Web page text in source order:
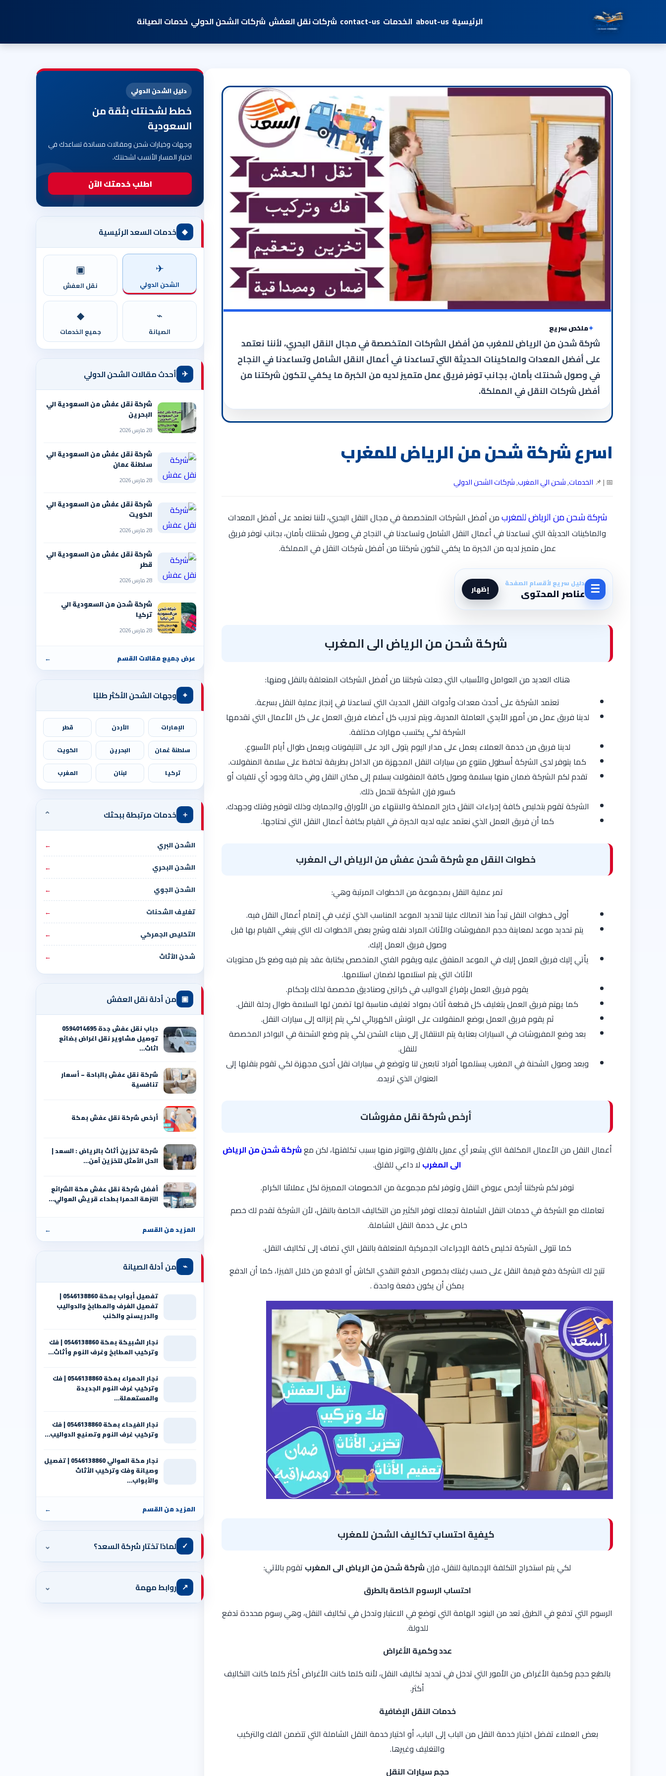
الرئيسية about-us الخدمات contact-us شركات نقل العفش شركات الشحن الدولي خدمات الصيانة
ملخص سريع
شركة شحن من الرياض للمغرب من أفضل الشركات المتخصصة في مجال النقل البحري، لأننا نعتمد
على أفضل المعدات والماكينات الحديثة التي تساعدنا في أعمال النقل الشامل وتساعدنا في النجاح
في وصول شحنتك بأمان، بجانب توفر فريق عمل متميز لديه من الخبرة ما يكفي لتكون شركتنا من
أفضل شركات النقل في المملكة.
اسرع شركة شحن من الرياض للمغرب
📅 | 📌 الخدمات,شحن الي المغرب,شركات الشحن الدولي
شركة شحن من الرياض للمغربمن أفضل الشركات المتخصصة في مجال النقل البحري، لأننا نعتمد على أفضل المعدات
والماكينات الحديثة التي تساعدنا في أعمال النقل الشامل وتساعدنا في النجاح في وصول شحنتك بأمان، بجانب توفر فريق
عمل متميز لديه من الخبرة ما يكفي لتكون شركتنا من أفضل شركات النقل في المملكة.
☰ دليل سريع لأقسام الصفحة
عناصر المحتوى إظهار
شركة شحن من الرياض الى المغرب
هناك العديد من العوامل والأسباب التي جعلت شركتنا من أفضل الشركات المتعلقة بالنقل ومنها:
تعتمد الشركة على أحدث معدات وأدوات النقل الحديث التي تساعدنا في إنجاز عملية النقل بسرعة.
لدينا فريق عمل من أمهر الأيدي العاملة المدربة، ويتم تدريب كل أعضاء فريق العمل على كل الأعمال التي تقدمها
الشركة لكي يكتسب مهارات مختلفة.
لدينا فريق من خدمة العملاء يعمل على مدار اليوم يتولى الرد على التليفونات ويعمل طوال أيام الأسبوع.
كما يتوفر لدى الشركة أسطول متنوع من سيارات النقل المجهزة من الداخل بطريقة تحافظ على سلامة المنقولات.
تقدم لكم الشركة ضمان منها بسلامة وصول كافة المنقولات بسلام إلى مكان النقل وفي حالة وجود أي تلفيات أو
كسور فإن الشركة تتحمل ذلك.
الشركة تقوم بتخليص كافة إجراءات النقل خارج المملكة والانتهاء من الأوراق والجمارك وذلك لتوفير وقتك وجهدك.
كما أن فريق العمل الذي نعتمد عليه لديه الخبرة في القيام بكافة أعمال النقل التي تحتاجها.
خطوات النقل معشركة شحن عفش من الرياض الى المغرب
تمر عملية النقل بمجموعة من الخطوات المرتبة وهي:
أولى خطوات النقل تبدأ منذ اتصالك علينا لتحديد الموعد المناسب الذي ترغب في إتمام أعمال النقل فيه.
يتم تحديد موعد لمعاينة حجم المفروشات والأثاث المراد نقله وشرح بعض الخطوات لك التي ينبغي القيام بها قبل
وصول فريق العمل إليك.
يأتي إليك فريق العمل إليك في الموعد المتفق عليه ويقوم الفني المتخصص بكتابة عقد يتم فيه وضع كل محتويات
الأثاث التي يتم استلامها لضمان استلامها.
يقوم فريق العمل بإفراغ الدواليب في كراتين وصناديق مخصصة لذلك بإحكام.
كما يهتم فريق العمل بتغليف كل قطعة أثاث بمواد تغليف مناسبة لها تضمن لها السلامة طوال رحلة النقل.
ثم يقوم فريق العمل بوضع المنقولات على الونش الكهربائي لكي يتم إنزاله إلى سيارات النقل.
بعد وضع المفروشات في السيارات بعناية يتم الانتقال إلى ميناء الشحن لكي يتم وضع الشحنة في البواخر المخصصة
للنقل.
وبعد وصول الشحنة في المغرب يستلمها أفراد تابعين لنا وتوضع في سيارات نقل أخرى مجهزة لكي تقوم بنقلها إلى
العنوان الذي تريده.
أرخص شركة نقل مفروشات
أعمال النقل من الأعمال المكلفة التي يشعر أي عميل بالقلق والتوتر منها بسبب تكلفتها، لكن معشركة شحن من الرياض
الى المغرب لا داعي للقلق.
توفر لكم شركتنا أرخص عروض النقل وتوفر لكم مجموعة من الخصومات المميزة لكل عملائنا الكرام.
تعاملك مع الشركة في خدمات النقل الشاملة تجعلك توفر الكثير من التكاليف الخاصة بالنقل، لأن الشركة تقدم لك خصم
خاص على خدمة النقل الشاملة.
كما تتولى الشركة تخليص كافة الإجراءات الجمركية المتعلقة بالنقل التي تضاف إلى تكاليف النقل.
تتيح لك الشركة دفع قيمة النقل على حسب رغبتك بخصوص الدفع النقدي الكاش أو الدفع من خلال الفيزا، كما أن الدفع
يمكن أن يكون دفعة واحدة .
كيفية احتساب تكاليف الشحن للمغرب
لكي يتم استخراج التكلفة الإجمالية للنقل، فإنشركة شحن من الرياض الى المغرب تقوم بالآتي:
احتساب الرسوم الخاصة بالطرق
الرسوم التي تدفع في الطرق تعد من البنود الهامة التي توضع في الاعتبار وتدخل في تكاليف النقل، وهي رسوم محددة تدفع
للدولة.
عدد وكمية الأغراض
بالطبع حجم وكمية الأغراض من الأمور التي تدخل في تحديد تكاليف النقل، لأنه كلما كانت الأغراض أكثر كلما كانت التكاليف
أكثر.
خدمات النقل الإضافية
بعض العملاء تفضل اختيار خدمة النقل من الباب إلى الباب، أو اختيار خدمة النقل الشاملة التي تتضمن الفك والتركيب
والتغليف وغيرها.
حجم سيارات النقل
دليل الشحن الدولي
خطط لشحنتك بثقة من
السعودية
وجهات وخيارات شحن ومقالات مساندة تساعدك في
اختيار المسار الأنسب لشحنتك.
اطلب خدمتك الآن
◆ خدمات السعد الرئيسية
✈
الشحن الدولي
▣
نقل العفش
⌁
الصيانة
◆
جميع الخدمات
✈ أحدث مقالات الشحن الدولي
شركة نقل عفش من السعودية الي
البحرين
28 مارس 2026
شركة نقل عفش من السعودية الي
سلطنة عمان
28 مارس 2026
شركة نقل عفش من السعودية الي
الكويت
28 مارس 2026
شركة نقل عفش من السعودية الي
قطر
28 مارس 2026
شركة شحن من السعودية الي
تركيا
28 مارس 2026
عرض جميع مقالات القسم ←
⌖ وجهات الشحن الأكثر طلبًا
الإمارات الأردن قطر
سلطنة عُمان البحرين الكويت
تركيا لبنان المغرب
＋ خدمات مرتبطة ببحثك ⌄
الشحن البري
←
الشحن البحري
←
الشحن الجوي
←
تغليف الشحنات
←
التخليص الجمركي
←
شحن الأثاث
←
▣ من أدلة نقل العفش
دباب نقل عفش جدة 0594014695
توصيل مشاوير نقل اغراض بضائع
اثاث…
شركة نقل عفش بالباحة – أسعار
تنافسية
أرخص شركة نقل عفش بمكة
شركة تخزين أثاث بالرياض : السعد |
الحل الأمثل لتخزين آمن…
أفضل شركة نقل عفش مكة الشرائع
النزهة الحمرا بطحاء قريش العوالي…
المزيد من القسم ←
⌁ من أدلة الصيانة
تفصيل أبواب بمكة 0546138860 |
تفصيل الغرف والمطابخ والدواليب
والدريسنج والكنب
نجار الشبيكة بمكة 0546138860⁩ | فك
وتركيب المطابخ وغرف النوم وأثاث…
نجار الحمراء بمكة 0546138860⁩ | فك
وتركيب غرف النوم الجديدة
والمستعملة…
نجار الفيحاء بمكة 0546138860⁩ | فك
وتركيب غرف النوم وتصنيع الدواليب…
نجار مكة العوالي 0546138860⁩ | تفصيل
وصيانة وفك وتركيب الأثاث
والأبواب…
المزيد من القسم ←
✓ لماذا تختار شركة السعد؟ ⌄
↗ روابط مهمة ⌄